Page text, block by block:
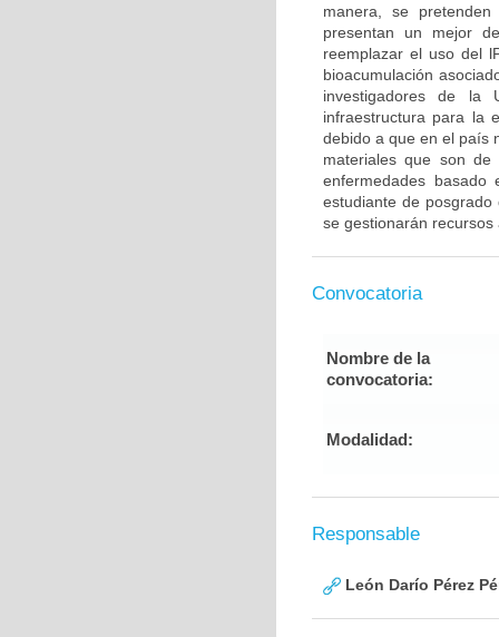
manera, se
presentan un mejor
reemplazar el uso del
bioacumulación
investigadores de la
infraestructura para la
debido a que en el país
materiales que son
enfermedades
estudiante de
se gestionarán
Convocatoria
Nombre de la
convocatoria:
Modalidad:
Responsable
León Darío Pérez